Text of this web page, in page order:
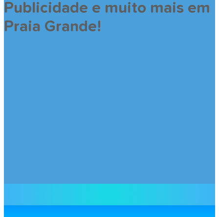
Publicidade e muito mais em
Praia Grande!